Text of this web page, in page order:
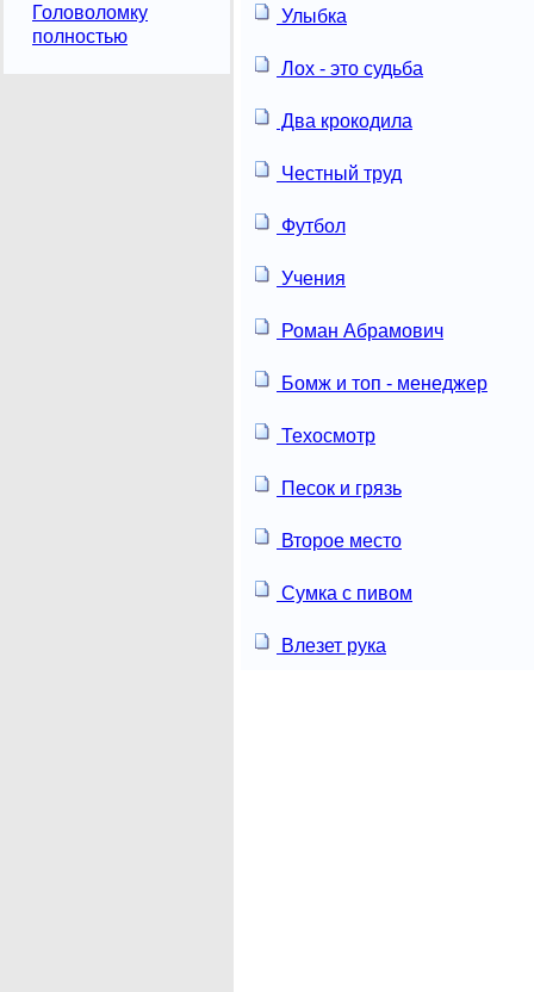
Головоломку
полностью
Улыбка
Лох - это судьба
Два крокодила
Честный труд
Футбол
Учения
Роман Абрамович
Бомж и топ - менеджер
Техосмотр
Песок и грязь
Второе место
Сумка с пивом
Влезет рука